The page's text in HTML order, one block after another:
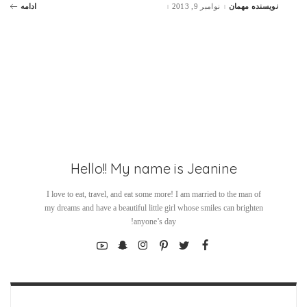
Postedنویسنده مهمان نوامبر 9, 2013 ادامه
Hello!! My name is Jeanine
I love to eat, travel, and eat some more! I am married to the man of
my dreams and have a beautiful little girl whose smiles can brighten
anyone’s day!